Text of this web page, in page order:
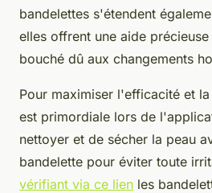
bandelettes s'étendent
elles offrent une aide
bouché dû aux changements
Pour maximiser l'efficacité et la
est primordiale lors de
nettoyer et de sécher la peau
bandelette pour éviter toute
vérifiant via ce lien les